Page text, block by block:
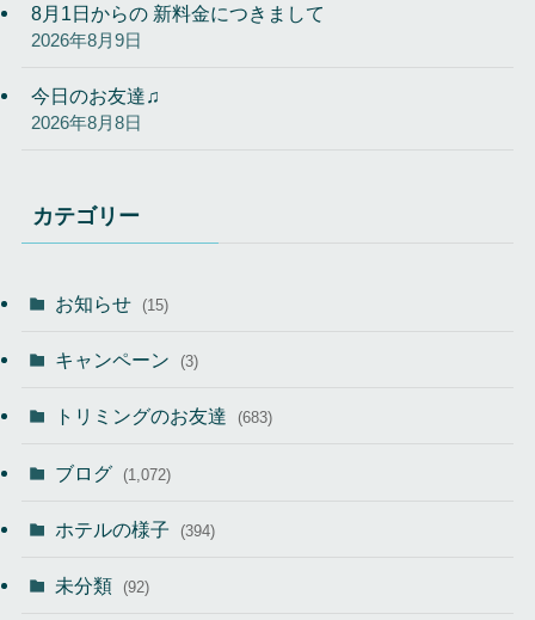
8月1日からの 新料金につきまして
2026年8月9日
今日のお友達♫
2026年8月8日
カテゴリー
お知らせ (15)
キャンペーン (3)
トリミングのお友達 (683)
ブログ (1,072)
ホテルの様子 (394)
未分類 (92)